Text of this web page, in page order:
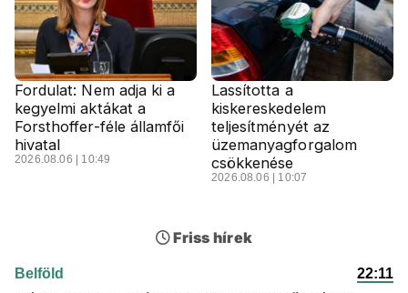
Fordulat: Nem adja ki a
kegyelmi aktákat a
Forsthoffer-féle államfői
hivatal
2026.08.06 | 10:49
Lassította a
kiskereskedelem
teljesítményét az
üzemanyagforgalom
csökkenése
2026.08.06 | 10:07
Friss hírek
Belföld 22:11